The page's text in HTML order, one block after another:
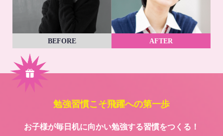
BEFORE AFTER
勉強習慣こそ飛躍への第一歩
お子様が毎日机に向かい勉強する習慣をつくる！